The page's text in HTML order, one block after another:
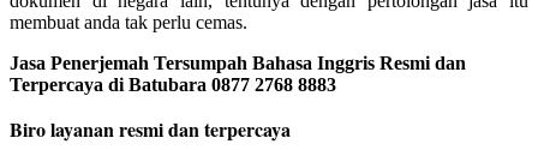
membuat anda tak perlu cemas.
Jasa Penerjemah Tersumpah Bahasa Inggris Resmi dan
Terpercaya di Batubara 0877 2768 8883
Biro layanan resmi dan terpercaya